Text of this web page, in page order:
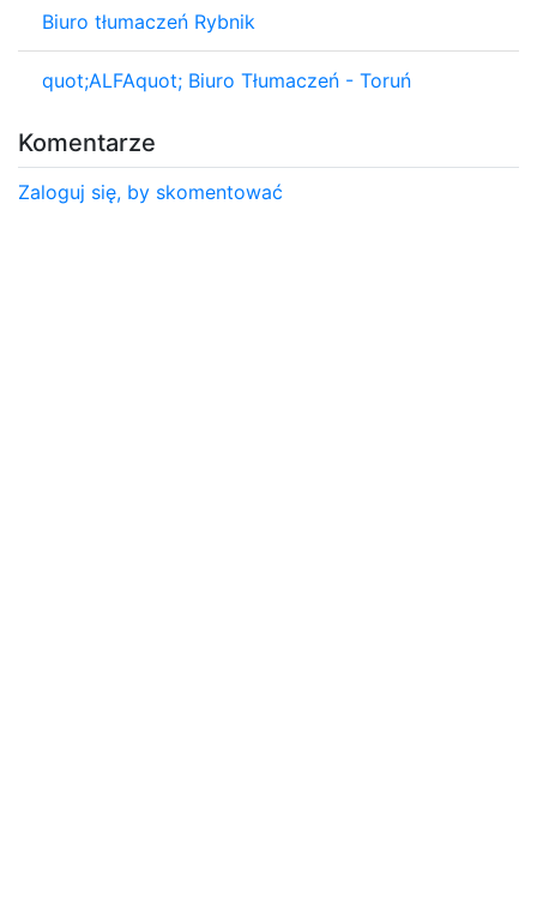
Biuro tłumaczeń Rybnik
quot;ALFAquot; Biuro Tłumaczeń - Toruń
Komentarze
Zaloguj się, by skomentować